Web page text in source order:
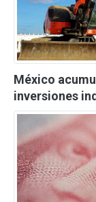
México
inversiones